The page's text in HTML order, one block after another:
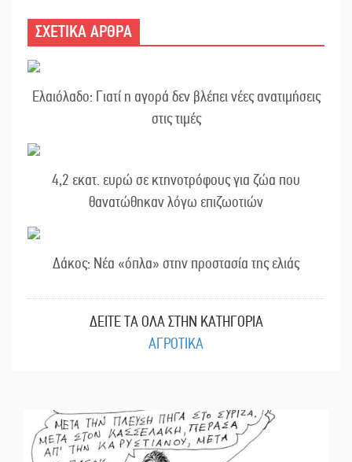
ΣΧΕΤΙΚΑ ΑΡΘΡΑ
Ελαιόλαδο: Γιατί η αγορά δεν βλέπει νέες ανατιμήσεις
στις τιμές
4,2 εκατ. ευρώ σε κτηνοτρόφους για ζώα που
θανατώθηκαν λόγω επιζωοτιών
Δάκος: Νέα «όπλα» στην προστασία της ελιάς
ΔΕΙΤΕ ΤΑ ΟΛΑ ΣΤΗΝ ΚΑΤΗΓΟΡΙΑ
ΑΓΡΟΤΙΚΑ